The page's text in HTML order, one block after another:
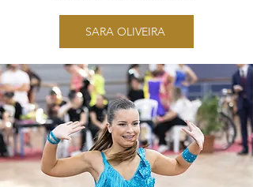
SARA OLIVEIRA